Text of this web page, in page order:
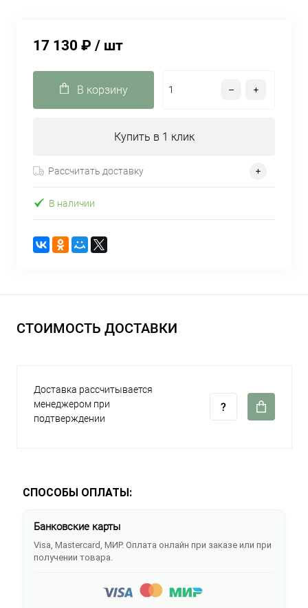
17 130 ₽ / шт
В корзину
Купить в 1 клик
Рассчитать доставку
В наличии
СТОИМОСТЬ ДОСТАВКИ
Доставка рассчитывается
менеджером при
подтверждении
СПОСОБЫ ОПЛАТЫ:
Банковские карты
Visa, Mastercard, МИР. Оплата онлайн при заказе или при
получении товара.